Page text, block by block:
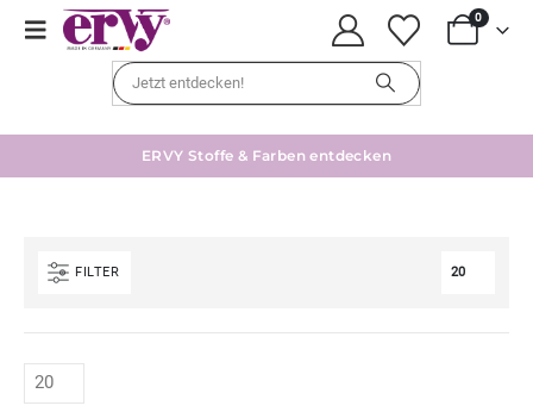
0
ERVY Stoffe & Farben entdecken
FILTER